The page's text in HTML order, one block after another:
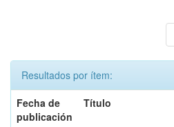
Resultados por ítem:
Fecha de
publicación
Título